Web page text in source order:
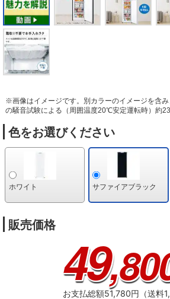
※画像はイメージです。別カラーのイメージを含み
の騒音試験による（周囲温度20℃安定運転時）約
色をお選びください
ホワイト サファイアブラック
販売価格
49
お支払総額51,780円（送料